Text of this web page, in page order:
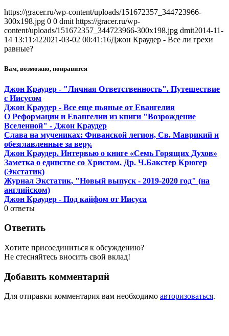
https://gracer.ru/wp-content/uploads/151672357_344723966-
300x198.jpg 0 0 dmit https://gracer.ru/wp-
content/uploads/151672357_344723966-300x198.jpg dmit2014-11-
14 13:11:422021-03-02 00:41:16Джон Краудер - Все ли грехи
равные?
Вам, возможно, понравится
Джон Краудер - "Личная Ответственность". Путешествие
с Иисусом
Джон Краудер - Все еще пьяные от Евангелия
О Реформации и Евангелии из книги "Возрождение
Вселенной" - Джон Краудер
Слава на мучениках: Фиванской легион, Св. Маврикий и
обезглавленные за веру.
Джон Краудер. Интервью о книге «Семь Горящих Духов»
Заметка о единстве со Христом. Др. Ч.Бакстер Крюгер
(Экстатик)
Журнал Экстатик, "Новый выпуск - 2019-2020 год" (на
английском)
Джон Краудер - Под кайфом от Иисуса
0 ответы
Ответить
Хотите присоединиться к обсуждению?
Не стесняйтесь вносить свой вклад!
Добавить комментарий
Для отправки комментария вам необходимо авторизоваться.